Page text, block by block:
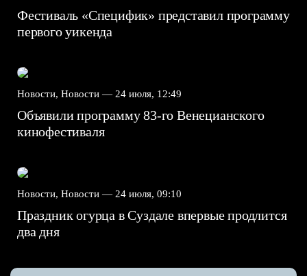
Фестиваль «Специфик» представил программу
первого уикенда
Новости, Новости — 24 июля, 12:49
Объявили программу 83-го Венецианского
кинофестиваля
Новости, Новости — 24 июля, 09:10
Праздник огурца в Суздале впервые продлится
два дня